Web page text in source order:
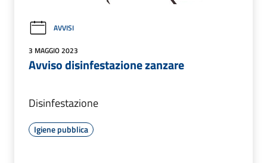
AVVISI
3 MAGGIO 2023
Avviso disinfestazione zanzare
Disinfestazione
Igiene pubblica